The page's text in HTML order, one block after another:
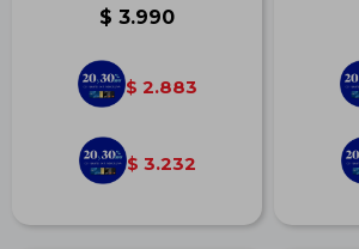
$ 3.990
$ 2.883
$ 3.232